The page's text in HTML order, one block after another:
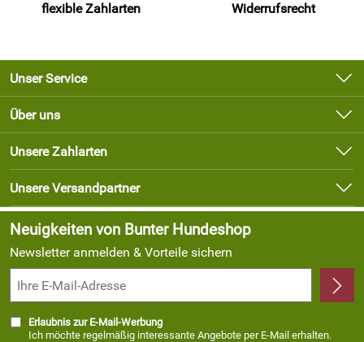
flexible Zahlarten
Widerrufsrecht
Unser Service
Kontakt
Newsletter
Lieferbedingungen
Kundenlogin
Über uns
Unsere Bestseller
Marken
Neu
Angebote
Unsere Zahlarten
Unsere Versandpartner
Neuigkeiten von Bunter Hundeshop
Newsletter anmelden & Vorteile sichern
Erlaubnis zur E-Mail-Werbung
Ich möchte regelmäßig interessante Angebote per E-Mail erhalten.